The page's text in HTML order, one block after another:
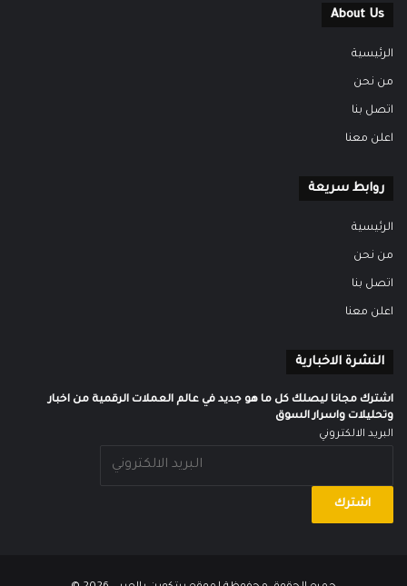
About Us
الرئيسية
من نحن
اتصل بنا
اعلن معنا
روابط سريعة
الرئيسية
من نحن
اتصل بنا
اعلن معنا
النشرة الاخبارية
اشترك مجانا ليصلك كل ما هو جديد في عالم العملات الرقمية من اخبار
وتحليلات واسرار السوق
البريد الالكتروني